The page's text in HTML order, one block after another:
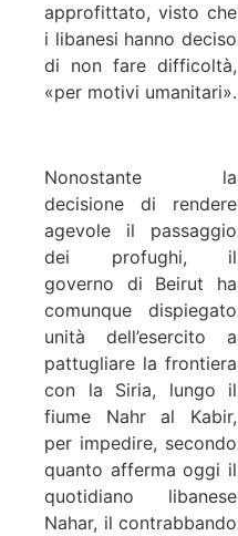
approfittato, visto che
i libanesi hanno deciso
di non fare difficoltà,
«per motivi umanitari».
Nonostante la
decisione di rendere
agevole il passaggio
dei profughi, il
governo di Beirut ha
comunque dispiegato
unità dell’esercito a
pattugliare la frontiera
con la Siria, lungo il
fiume Nahr al Kabir,
per impedire, secondo
quanto afferma oggi il
quotidiano libanese
Nahar, il contrabbando